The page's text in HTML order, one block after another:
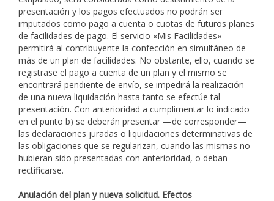
presentación y los pagos efectuados no podrán ser
imputados como pago a cuenta o cuotas de futuros planes
de facilidades de pago. El servicio «Mis Facilidades»
permitirá al contribuyente la confección en simultáneo de
más de un plan de facilidades. No obstante, ello, cuando se
registrase el pago a cuenta de un plan y el mismo se
encontrará pendiente de envío, se impedirá la realización
de una nueva liquidación hasta tanto se efectúe tal
presentación. Con anterioridad a cumplimentar lo indicado
en el punto b) se deberán presentar —de corresponder—
las declaraciones juradas o liquidaciones determinativas de
las obligaciones que se regularizan, cuando las mismas no
hubieran sido presentadas con anterioridad, o deban
rectificarse.
Anulación del plan y nueva solicitud. Efectos